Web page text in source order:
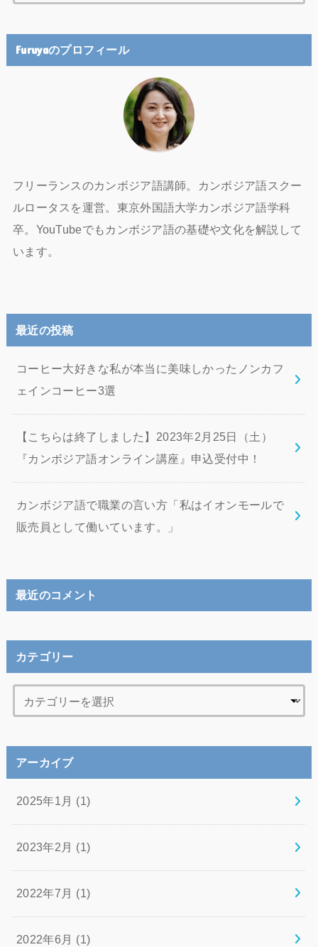
Furuyaのプロフィール
フリーランスのカンボジア語講師。カンボジア語スクー
ルロータスを運営。東京外国語大学カンボジア語学科
卒。YouTubeでもカンボジア語の基礎や文化を解説して
います。
最近の投稿
コーヒー大好きな私が本当に美味しかったノンカフ
ェインコーヒー3選
【こちらは終了しました】2023年2月25日（土）
『カンボジア語オンライン講座』申込受付中！
カンボジア語で職業の言い方「私はイオンモールで
販売員として働いています。」
最近のコメント
カテゴリー
アーカイブ
2025年1月 (1)
2023年2月 (1)
2022年7月 (1)
2022年6月 (1)